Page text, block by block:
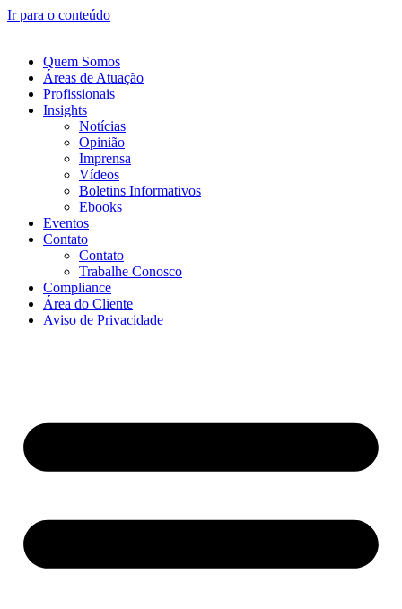
Ir para o conteúdo
Quem Somos
Áreas de Atuação
Profissionais
Insights
Notícias
Opinião
Imprensa
Vídeos
Boletins Informativos
Ebooks
Eventos
Contato
Contato
Trabalhe Conosco
Compliance
Área do Cliente
Aviso de Privacidade